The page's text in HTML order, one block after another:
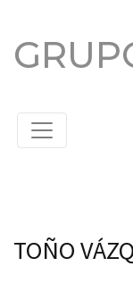
Persons
TOÑO